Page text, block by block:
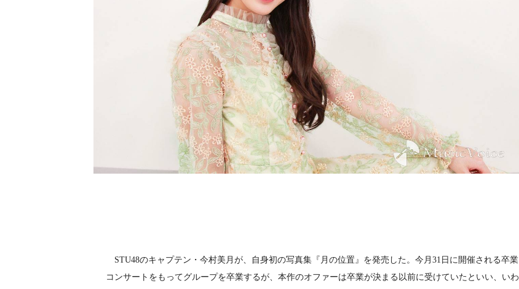
STU48のキャプテン・今村美月が、自身初の写真集『月の位置』を発売した。今月31日に開催される卒業
コンサートをもってグループを卒業するが、本作のオファーは卒業が決まる以前に受けていたといい、いわ